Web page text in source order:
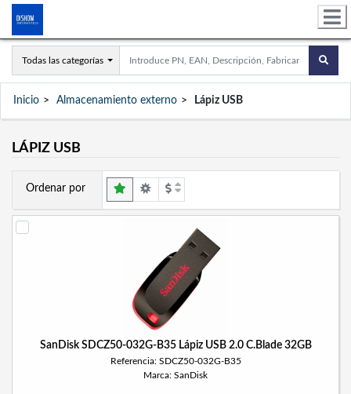
Todas las categorías
Inicio Almacenamiento externo Lápiz USB
LÁPIZ USB
Ordenar por
SanDisk SDCZ50-032G-B35 Lápiz USB 2.0 C.Blade 32GB
Referencia: SDCZ50-032G-B35
Marca: SanDisk